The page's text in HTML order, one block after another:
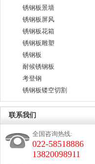
锈钢板景墙
锈钢板屏风
锈钢板花箱
锈钢板雕塑
锈钢板
耐候锈钢板
考登钢
锈钢板镂空切割
联系我们
全国咨询热线:
022-58518886
13820098911